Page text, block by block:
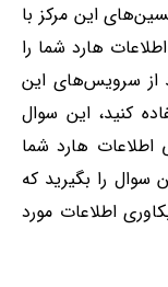
این مرکز با
هارد شما را
از سرویس‌های این
کنید، این سوال
اطلاعات هارد شما
را بگیرید که
اطلاعات مورد